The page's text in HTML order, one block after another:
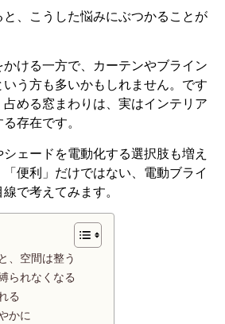
、こうした悩みにぶつかることが
ける一方で、カーテンやブライン
いう方も多いかもしれません。です
める窓まわりは、実はインテリア
存在です。
ェードを電動化する選択肢も増え
便利」だけではない、電動ブライ
で考えてみます。
、空間は整う
られなくなる
る
かに